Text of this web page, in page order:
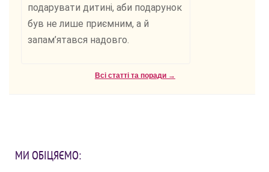
подарувати дитині, аби подарунок
був не лише приємним, а й
запам’ятався надовго.
Всі статті та поради →
МИ ОБІЦЯЄМО: